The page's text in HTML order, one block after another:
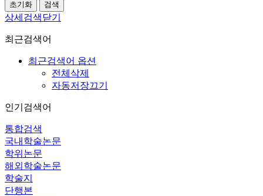
상세검색닫기
최근검색어
최근검색어 옵션
전체삭제
자동저장끄기
인기검색어
통합검색
국내학술논문
학위논문
해외학술논문
학술지
단행본